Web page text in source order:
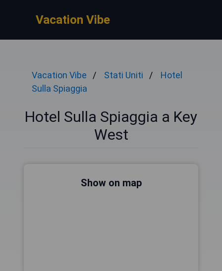
Vacation Vibe
Vacation Vibe Stati Uniti
Hotel
Sulla Spiaggia
Hotel Sulla Spiaggia a Key
West
Show on map